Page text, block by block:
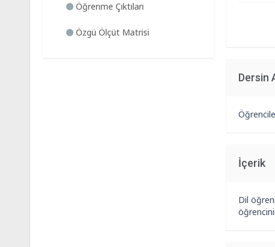
Öğrenme Çıktıları
Özgü Ölçüt Matrisi
Dersin
İçerik
Dil